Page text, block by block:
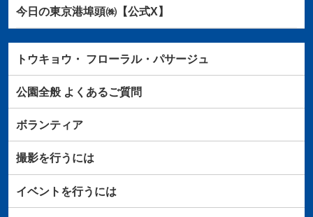
今日の東京港埠頭㈱【公式X】
トウキョウ・ フローラル・パサージュ
公園全般よくあるご質問
ボランティア
撮影を行うには
イベントを行うには